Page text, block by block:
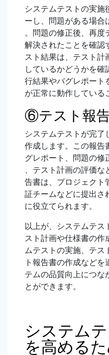
システムテストの実施
ーし、問題がある場合
。問題の修正後、再度
解決されたことを確認
スト結果は、テスト計
しているかどうかを確
行結果やバグレポート
が正常に動作している
⑥テスト報
システムテストが完了
作成します。この報告
グレポート、問題の修
、テスト計画の評価な
告書は、プロジェクト
証チームなどに提出さ
に役立てられます。
以上が、システムテス
スト計画や仕様書の作
ムテストの実施、テス
ト報告書の作成など
テムの品質向上につな
とができます。
システム
を高める